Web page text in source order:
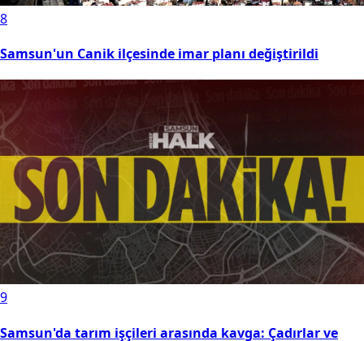
8
Samsun'un Canik ilçesinde imar planı değiştirildi
9
Samsun'da tarım işçileri arasında kavga: Çadırlar ve